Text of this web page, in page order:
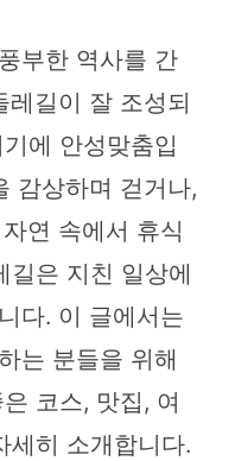
부한 역사를 간
레길이 잘 조성되
에 안성맞춤입
감상하며 걷거나,
연 속에서 휴식
길은 지친 일상에
다. 이 글에서는
는 분들을 위해
코스, 맛집, 여
세히 소개합니다.